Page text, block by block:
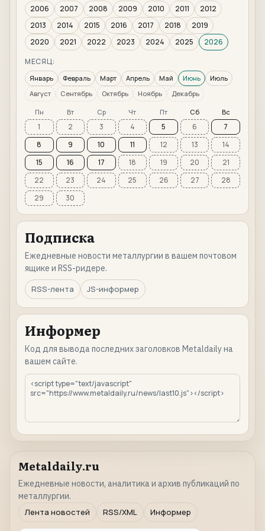
2006
2007 2008 2009 2010 2011
2012
2013
2014 2015 2016 2017 2018
2019
2020
2021 2022 2023 2024 2025
2026
МЕСЯЦ:
Январь Февраль Март Апрель Май Июнь
Июль
Август
Сентябрь Октябрь Ноябрь Декабрь
Пн Вт Ср Чт Пт Сб Вс
1 2 3 4 5 6
7
8
9 10 11 12 13
14
15
16 17 18 19 20
21
22
23 24 25 26 27
28
29
30
Подписка
Ежедневные новости металлургии в вашем почтовом
ящике и RSS-ридере.
RSS-лента
JS-информер
Информер
Код для вывода последних заголовков Metaldaily на
вашем сайте.
Metaldaily.ru
Ежедневные новости, аналитика и архив публикаций по
металлургии.
Лента новостей
RSS/XML Информер